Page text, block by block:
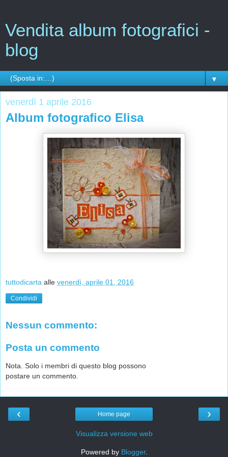
Vendita album fotografici -
blog
▼
venerdì 1 aprile 2016
Album fotografico Elisa
tuttodicarta alle venerdì, aprile 01, 2016
Condividi
Nessun commento:
Posta un commento
Nota. Solo i membri di questo blog possono
postare un commento.
‹ ›
Home page
Visualizza versione web
Powered by Blogger.